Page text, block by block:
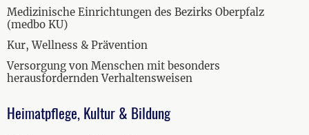
Medizinische Einrichtungen des Bezirks Oberpfalz
(medbo KU)
Kur, Wellness & Prävention
Versorgung von Menschen mit besonders
herausfordernden Verhaltensweisen
Heimatpflege, Kultur & Bildung